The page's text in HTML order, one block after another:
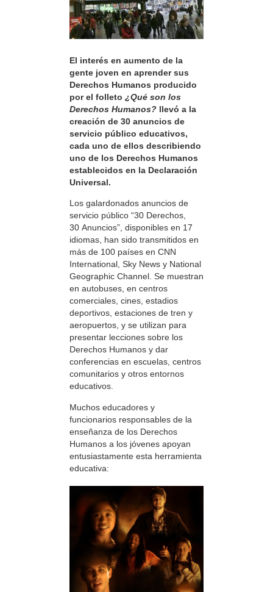
El interés en aumento de la
gente joven en aprender sus
Derechos Humanos producido
por el folleto ¿Qué son los
Derechos Humanos? llevó a la
creación de 30 anuncios de
servicio público educativos,
cada uno de ellos describiendo
uno de los Derechos Humanos
establecidos en la Declaración
Universal.
Los galardonados anuncios de
servicio público “30 Derechos,
30 Anuncios”, disponibles en 17
idiomas, han sido transmitidos en
más de 100 países en CNN
International, Sky News y National
Geographic Channel. Se muestran
en autobuses, en centros
comerciales, cines, estadios
deportivos, estaciones de tren y
aeropuertos, y se utilizan para
presentar lecciones sobre los
Derechos Humanos y dar
conferencias en escuelas, centros
comunitarios y otros entornos
educativos.
Muchos educadores y
funcionarios responsables de la
enseñanza de los Derechos
Humanos a los jóvenes apoyan
entusiastamente esta herramienta
educativa: